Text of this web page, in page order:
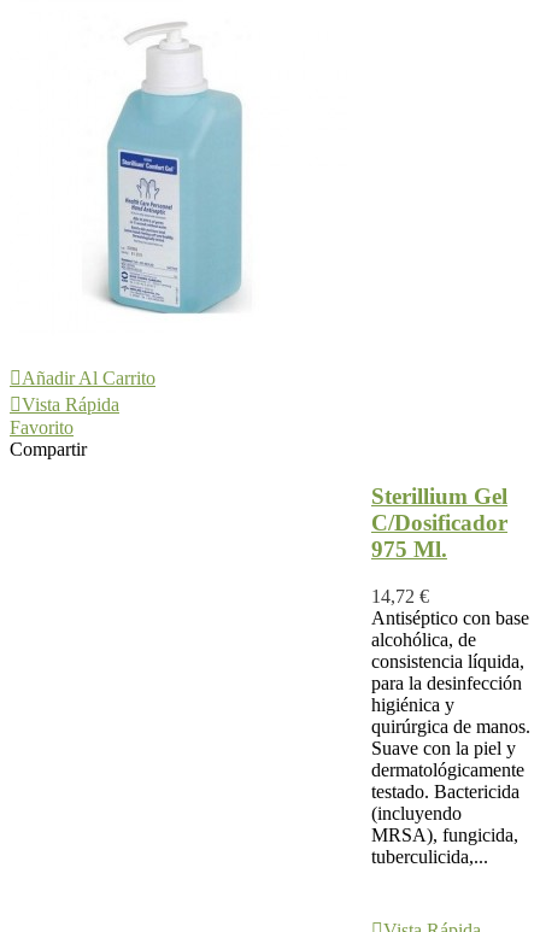
Añadir Al Carrito
Vista Rápida
Favorito
Compartir
Sterillium Gel
C/Dosificador
975 Ml.
14,72 €
Antiséptico con base
alcohólica, de
consistencia líquida,
para la desinfección
higiénica y
quirúrgica de manos.
Suave con la piel y
dermatológicamente
testado. Bactericida
(incluyendo
MRSA), fungicida,
tuberculicida,...